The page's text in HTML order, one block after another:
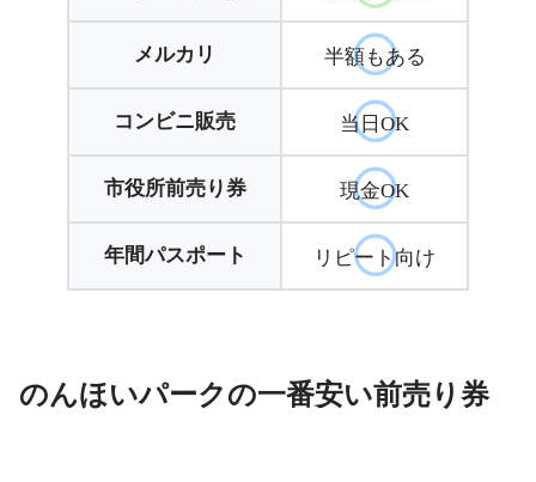
メルカリ 半額もある
コンビニ販売 当日OK
市役所前売り券 現金OK
年間パスポート リピート向け
のんほいパークの一番安い前売り券